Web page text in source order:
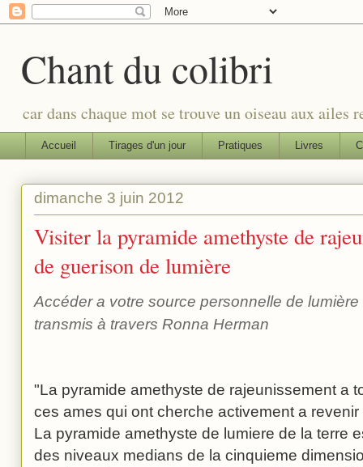
Chant du colibri
car dans chaque mot se trouve un oiseau aux
Accueil Tirages d'un jour Pratiques Livres
dimanche 3 juin 2012
Visiter la pyramide amethyste de
de guerison de lumière
Accéder a votre source personnelle de
transmis à travers Ronna Herman
"La pyramide amethyste de rajeunissement a
ces ames qui ont cherche activement a revenir
La pyramide amethyste de lumiere de la terre
des niveaux medians de la cinquieme